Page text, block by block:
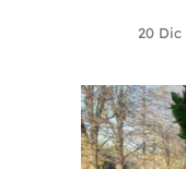
20 Dic